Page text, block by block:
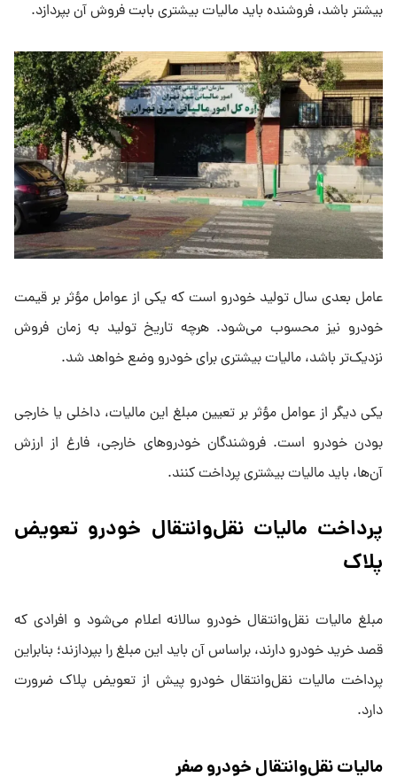
بیشتر باشد، فروشنده باید مالیات بیشتری بابت فروش آن بپردازد.
عامل بعدی سال تولید خودرو است که یکی از عوامل مؤثر بر قیمت
خودرو نیز محسوب می‌شود. هرچه تاریخ تولید به زمان فروش
نزدیک‌تر باشد، مالیات بیشتری برای خودرو وضع خواهد شد.
یکی دیگر از عوامل مؤثر بر تعیین مبلغ این مالیات، داخلی یا خارجی
بودن خودرو است. فروشندگان خودروهای خارجی، فارغ از ارزش
آن‌ها، باید مالیات بیشتری پرداخت کنند.
پرداخت مالیات نقل‌وانتقال خودرو تعویض
پلاک
مبلغ مالیات نقل‌وانتقال خودرو سالانه اعلام می‌شود و افرادی که
قصد خرید خودرو دارند، براساس آن باید این مبلغ را بپردازند؛ بنابراین
پرداخت مالیات نقل‌وانتقال خودرو پیش از تعویض پلاک ضرورت
دارد.
مالیات نقل‌و‌انتقال خودرو صفر